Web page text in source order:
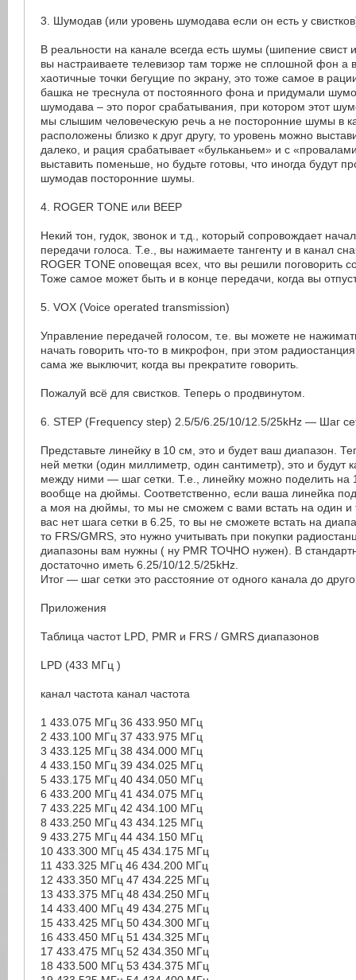
3. Шумодав (или уровень шумодава если он есть у
В реальности на канале всегда есть шумы (шипение свист
вы настраиваете телевизор там торже не сплошной фон а
хаотичные точки бегущие по экрану, это тоже самое в
башка не треснула от постоянного фона и придумали
шумодава – это порог срабатывания, при котором этот
мы слышим человеческую речь а не посторонние шумы в
расположены близко к друг другу, то уровень можно
далеко, и рация срабатывает «бульканьем» и с
выставить поменьше, но будьте готовы, что иногда будут
шумодав посторонние шумы.
4. ROGER TONE или BEEP
Некий тон, гудок, звонок и т.д., который сопровождает
передачи голоса. Т.е., вы нажимаете тангенту и в канал
ROGER TONE оповещая всех, что вы решили поговорить
Тоже самое может быть и в конце передачи, когда вы
5. VOX (Voice operated transmission)
Управление передачей голосом, т.е. вы можете не
начать говорить что-то в микрофон, при этом
сама же выключит, когда вы прекратите говорить.
Пожалуй всё для свистков. Теперь о продвинутом.
6. STEP (Frequency step) 2.5/5/6.25/10/12.5/25kHz — Шаг
Представьте линейку в 10 см, это и будет ваш диапазон.
ней метки (один миллиметр, один сантиметр), это и будут
между ними — шаг сетки. Т.е., линейку можно поделить
вообще на дюймы. Соответственно, если ваша линейка
а моя на дюймы, то мы не сможем с вами встать на один и
вас нет шага сетки в 6.25, то вы не сможете встать на
то FRS/GMRS, это нужно учитывать при покупки
диапазоны вам нужны ( ну PMR ТОЧНО нужен). В
достаточно иметь 6.25/10/12.5/25kHz.
Итог — шаг сетки это расстояние от одного канала до
Приложения
Таблица частот LPD, PMR и FRS / GMRS диапазонов
LPD (433 МГц )
канал частота канал частота
1 433.075 МГц 36 433.950 МГц
2 433.100 МГц 37 433.975 МГц
3 433.125 МГц 38 434.000 МГц
4 433.150 МГц 39 434.025 МГц
5 433.175 МГц 40 434.050 МГц
6 433.200 МГц 41 434.075 МГц
7 433.225 МГц 42 434.100 МГц
8 433.250 МГц 43 434.125 МГц
9 433.275 МГц 44 434.150 МГц
10 433.300 МГц 45 434.175 МГц
11 433.325 МГц 46 434.200 МГц
12 433.350 МГц 47 434.225 МГц
13 433.375 МГц 48 434.250 МГц
14 433.400 МГц 49 434.275 МГц
15 433.425 МГц 50 434.300 МГц
16 433.450 МГц 51 434.325 МГц
17 433.475 МГц 52 434.350 МГц
18 433.500 МГц 53 434.375 МГц